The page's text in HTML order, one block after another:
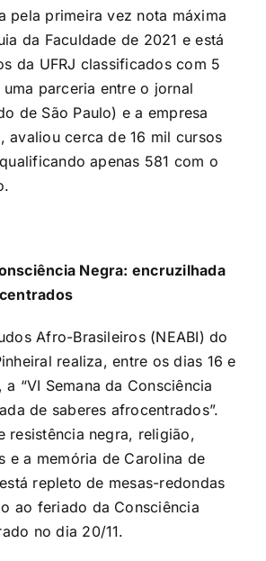
pela primeira vez nota máxima
da Faculdade de 2021 e está
da UFRJ classificados com 5
uma parceria entre o jornal
de São Paulo) e a empresa
avaliou cerca de 16 mil cursos
apenas 581 com o
Negra: encruzilhada
Afro-Brasileiros (NEABI) do
realiza, entre os dias 16 e
“VI Semana da Consciência
de saberes afrocentrados”.
resistência negra, religião,
e a memória de Carolina de
repleto de mesas-redondas
ao feriado da Consciência
no dia 20/11.